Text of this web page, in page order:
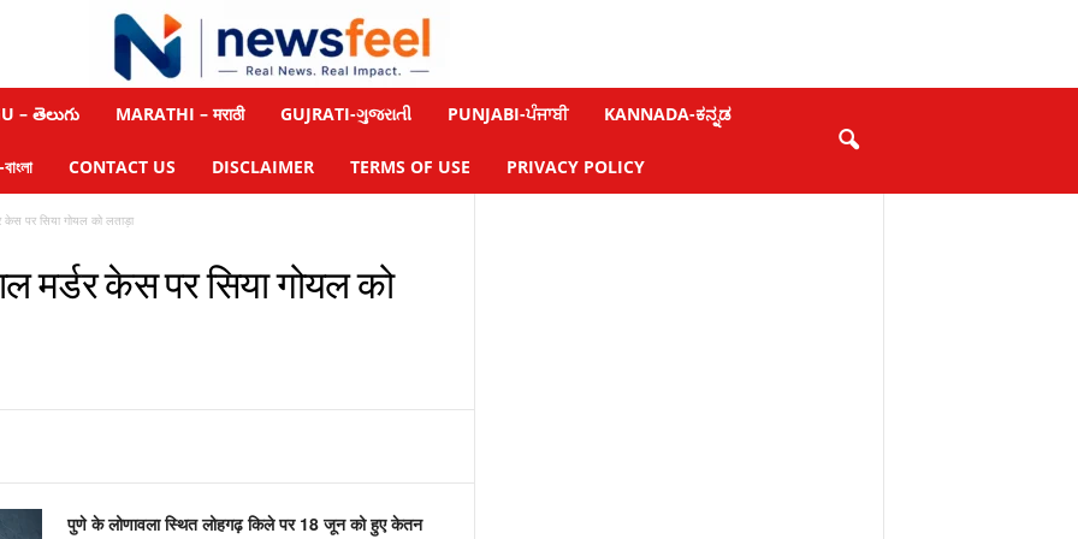
– తెలుగు MARATHI – मराठी GUJRATI-ગુજરાતી PUNJABI-ਪੰਜਾਬੀ KANNADA-ಕನ್ನಡ
CONTACT US DISCLAIMER TERMS OF USE PRIVACY POLICY
पर सिया गोयल को लताड़ा
मर्डर केस पर सिया गोयल को
पुणे के लोणावला स्थित लोहगढ़ किले पर 18 जून को हुए केतन